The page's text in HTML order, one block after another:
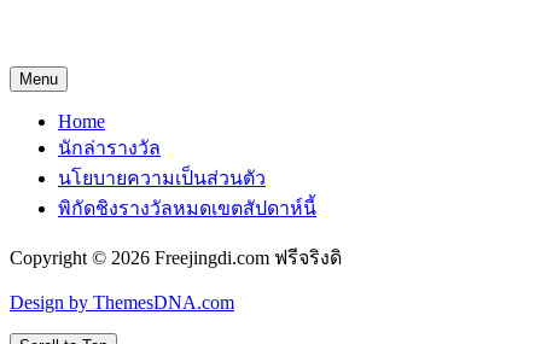
Menu
Home
นักล่ารางวัล
นโยบายความเป็นส่วนตัว
พิกัดชิงรางวัลหมดเขตสัปดาห์นี้
Copyright © 2026 Freejingdi.com ฟรีจริงดิ
Design by ThemesDNA.com